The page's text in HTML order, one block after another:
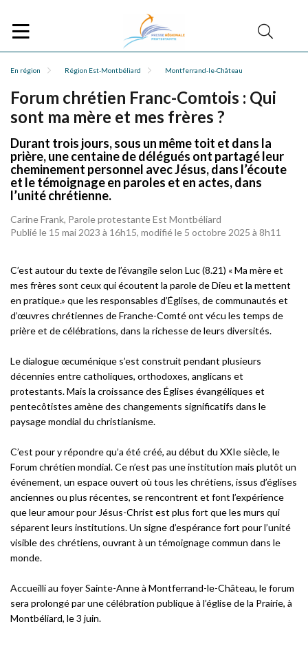
En région Région Est-Montbéliard Montferrand-le-Château
Forum chrétien Franc-Comtois : Qui
sont ma mère et mes frères ?
Durant trois jours, sous un même toit et dans la
prière, une centaine de délégués ont partagé leur
cheminement personnel avec Jésus, dans l’écoute
et le témoignage en paroles et en actes, dans
l’unité chrétienne.
Carine Frank, Parole protestante Est Montbéliard
Publié le 15 mai 2023 à 16h15, modifié le 5 octobre 2025 à 8h11
C’est autour du texte de l’évangile selon Luc (8.21) « Ma mère et
mes frères sont ceux qui écoutent la parole de Dieu et la mettent
en pratique.» que les responsables d’Églises, de communautés et
d’œuvres chrétiennes de Franche-Comté ont vécu les temps de
prière et de célébrations, dans la richesse de leurs diversités.
Le dialogue œcuménique s’est construit pendant plusieurs
décennies entre catholiques, orthodoxes, anglicans et
protestants. Mais la croissance des Églises évangéliques et
pentecôtistes amène des changements significatifs dans le
paysage mondial du christianisme.
C’est pour y répondre qu’a été créé, au début du XXIe siècle, le
Forum chrétien mondial. Ce n’est pas une institution mais plutôt un
événement, un espace ouvert où tous les chrétiens, issus d’églises
anciennes ou plus récentes, se rencontrent et font l’expérience
que leur amour pour Jésus-Christ est plus fort que les murs qui
séparent leurs institutions. Un signe d’espérance fort pour l’unité
visible des chrétiens, ouvrant à un témoignage commun dans le
monde.
Accueilli au foyer Sainte-Anne à Montferrand-le-Château, le forum
sera prolongé par une célébration publique à l’église de la Prairie, à
Montbéliard, le 3 juin.